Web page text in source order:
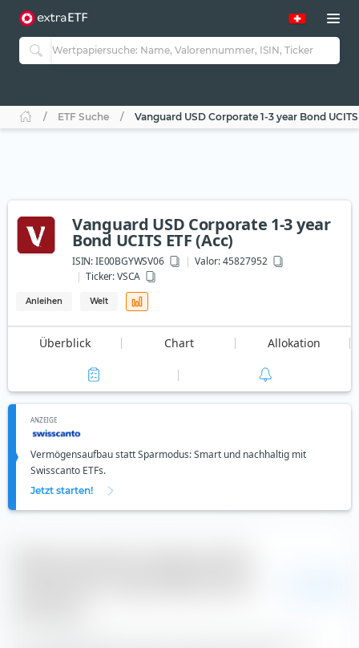
ETF Suche Vanguard USD Corporate 1-3 year Bond
Vanguard USD Corporate 1-3 year
Bond UCITS ETF (Acc)
ISIN:IE00BGYWSV06
Valor: 45827952
Ticker:VSCA
Anleihen Welt
Überblick Chart Allokation
ANZEIGE
Vermögensaufbau statt Sparmodus: Smart und nachhaltig mit
Swisscanto ETFs.
Jetzt starten!